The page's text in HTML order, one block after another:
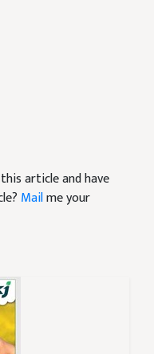
article and have
Mailme your